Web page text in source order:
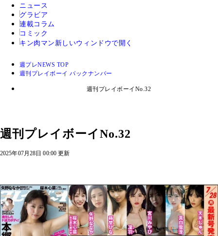
ニュース
グラビア
連載コラム
コミック
キン肉マン 新しいウィンドウで開く
週プレNEWS TOP
週刊プレイボーイ バックナンバー
週刊プレイボーイNo.32
週刊プレイボーイNo.32
2025年07月28日 00:00 更新